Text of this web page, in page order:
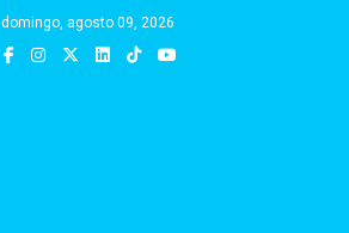
domingo, agosto 09, 2026